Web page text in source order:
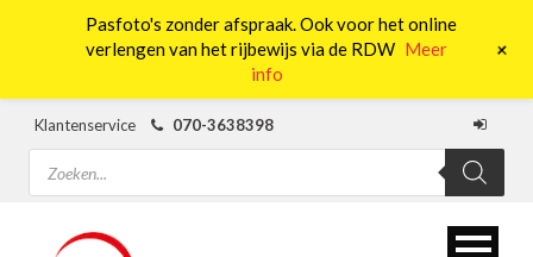
Klantenservice
070-3638398
Producten
zoeken
Pasfoto's zonder afspraak. Ook voor het online
verlengen van het rijbewijs via de RDW Meer
info
+